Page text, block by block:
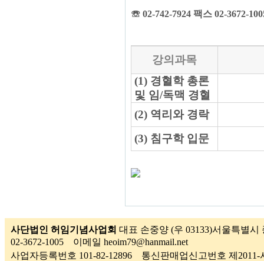
☏ 02-742-7924 팩스 02-3672-
강의과목
(1) 경혈학 총론
및 임/독맥 경혈
(2) 역리와 경락
(3) 침구학 입문
사단법인 허임기념사업회 대표 손중양 (우 03133)서울특별
02-3672-1005 이메일 heoim79@hanmail.net
사업자등록번호 101-82-12896 통신판매업신고번호 제